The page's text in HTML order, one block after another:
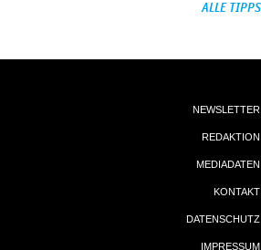
ALLE TIPPS
NEWSLETTER
REDAKTION
MEDIADATEN
KONTAKT
DATENSCHUTZ
IMPRESSUM